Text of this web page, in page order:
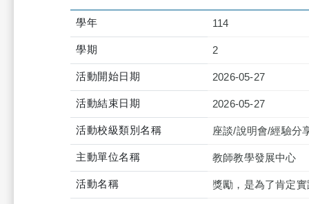
學年 114
學期 2
活動開始日期 2026-05-27
活動結束日期 2026-05-27
活動校級類別名稱 座談/說明會/經驗分
主動單位名稱 教師教學發展中心
活動名稱 獎勵，是為了肯定